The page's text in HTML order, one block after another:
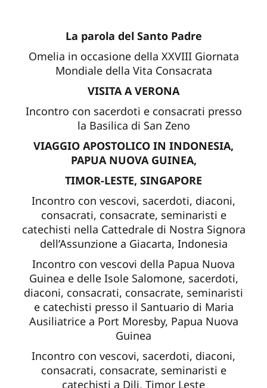
La parola del Santo Padre
Omelia in occasione della XXVIII Giornata
Mondiale della Vita Consacrata
VISITA A VERONA
Incontro con sacerdoti e consacrati presso
la Basilica di San Zeno
VIAGGIO APOSTOLICO IN INDONESIA,
PAPUA NUOVA GUINEA,
TIMOR-LESTE, SINGAPORE
Incontro con vescovi, sacerdoti, diaconi,
consacrati, consacrate, seminaristi e
catechisti nella Cattedrale di Nostra Signora
dell’Assunzione a Giacarta, Indonesia
Incontro con vescovi della Papua Nuova
Guinea e delle Isole Salomone, sacerdoti,
diaconi, consacrati, consacrate, seminaristi
e catechisti presso il Santuario di Maria
Ausiliatrice a Port Moresby, Papua Nuova
Guinea
Incontro con vescovi, sacerdoti, diaconi,
consacrati, consacrate, seminaristi e
catechisti a Dili, Timor Leste